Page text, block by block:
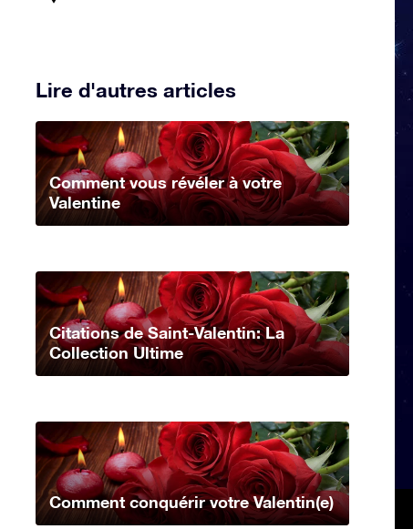
Lire d'autres articles
Comment vous révéler à votre
Valentine
Citations de Saint-Valentin: La
Collection Ultime
Comment conquérir votre Valentin(e)